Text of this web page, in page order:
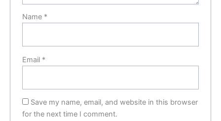
Name *
Email *
Save my name, email, and website in this browser
for the next time I comment.